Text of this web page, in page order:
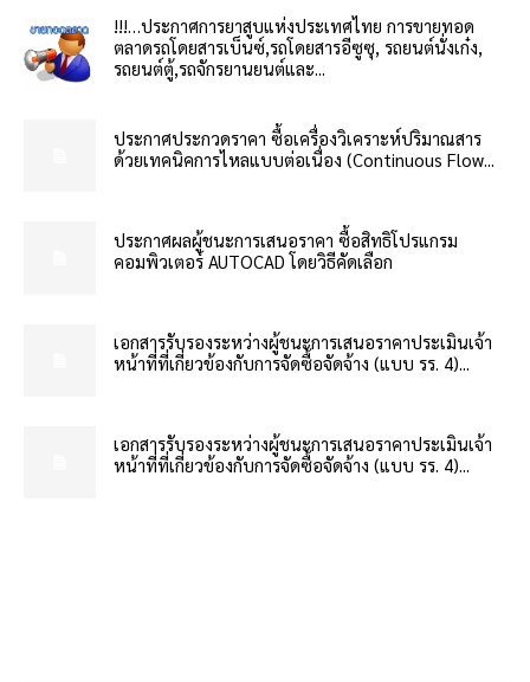
!!!…ประกาศการยาสูบแห่งประเทศไทย การขายทอด
ตลาดรถโดยสารเบ็นซ์,รถโดยสารอีซูซุ, รถยนต์นั่งเก๋ง,
รถยนต์ตู้,รถจักรยานยนต์และ...
ประกาศประกวดราคา ซื้อเครื่องวิเคราะห์ปริมาณสาร
ด้วยเทคนิคการไหลแบบต่อเนื่อง (Continuous Flow...
ประกาศผลผู้ชนะการเสนอราคา ซื้อสิทธิโปรแกรม
คอมพิวเตอร์ AUTOCAD โดยวิธีคัดเลือก
เอกสารรับรองระหว่างผู้ชนะการเสนอราคาประเมินเจ้า
หน้าที่ที่เกี่ยวข้องกับการจัดซื้อจัดจ้าง (แบบ รร. 4)...
เอกสารรับรองระหว่างผู้ชนะการเสนอราคาประเมินเจ้า
หน้าที่ที่เกี่ยวข้องกับการจัดซื้อจัดจ้าง (แบบ รร. 4)...